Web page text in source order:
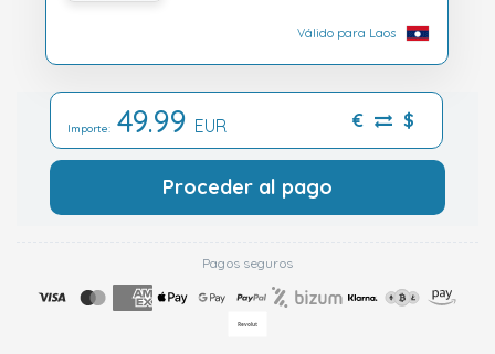
Válido para Laos
Importe: 49.99 EUR € $
Proceder al pago
Pagos seguros